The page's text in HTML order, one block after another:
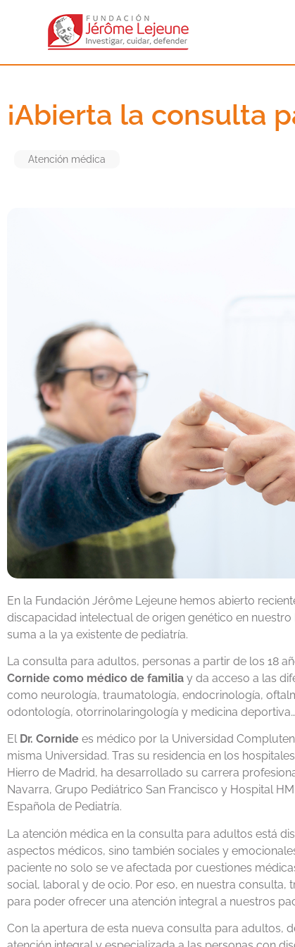
¡Abierta la consulta
Atención médica
En la Fundación Jérôme Lejeune hemos abierto
discapacidad intelectual de origen genético en
suma a la ya existente de pediatría.
La consulta para adultos, personas a partir de los 18
Cornide como médico de familia y da acceso a las
como neurología, traumatología, endocrinología,
odontología, otorrinolaringología y medicina deportiva…
El Dr. Cornide es médico por la Universidad
misma Universidad. Tras su residencia en los
Hierro de Madrid, ha desarrollado su carrera
Navarra, Grupo Pediátrico San Francisco y Hospital
Española de Pediatría.
La atención médica en la consulta para adultos está
aspectos médicos, sino también sociales y
paciente no solo se ve afectada por cuestiones
social, laboral y de ocio. Por eso, en nuestra
para poder ofrecer una atención integral a nuestros
Con la apertura de esta nueva consulta para